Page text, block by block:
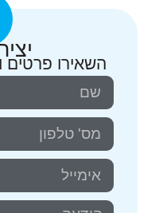
השאירו פרטים